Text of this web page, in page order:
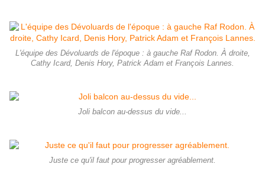
L'équipe des Dévoluards de l'époque : à gauche Raf Rodon. À droite,
Cathy Icard, Denis Hory, Patrick Adam et François Lannes.
Joli balcon au-dessus du vide...
Juste ce qu'il faut pour progresser agréablement.